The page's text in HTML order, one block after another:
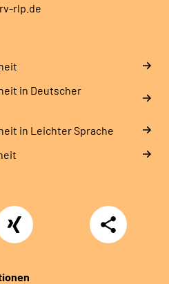
rlp.de
in Deutscher
in Leichter Sprache
Xing
Teilen